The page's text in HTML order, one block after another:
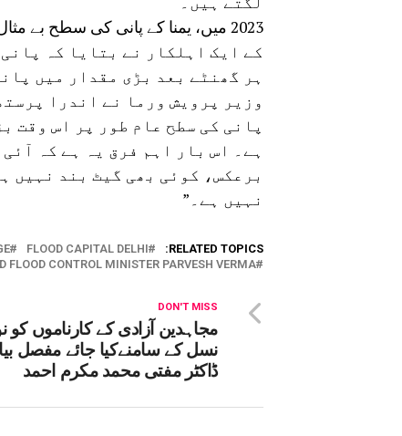
کے ایک اہلکار نے بتایا کہ
ہر گھنٹے بعد بڑی مقدار میں
وزیر پرویش ورما نے اندرا
پانی کی سطح عام طور پر اس وقت
برعکس، کوئی بھی گیٹ بند نہیں
نہیں ہے۔”
RELATED TOPICS:
FLOOD CAPITAL DELHI
FLOOD CONTROL MINISTER PARVESH VERMA
DON'T MISS
مجاہدین آزادی کے کارناموں کو
نسل کے سامنےکیا جائے مفصل
ڈاکٹر مفتی محمد مکرم احمد